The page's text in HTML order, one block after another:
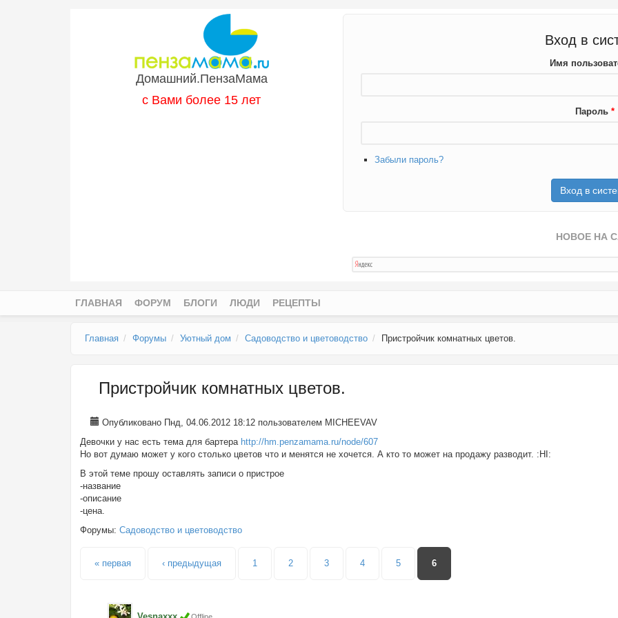
Домашний.ПензаМама
с Вами более 15 лет
Вход в
Имя
Пароль *
Забыли пароль?
НОВОЕ НА
ГЛАВНАЯ ФОРУМ БЛОГИ ЛЮДИ РЕЦЕПТЫ
Главная Форумы Уютный дом Садоводство и цветоводство Пристройчик комнатных цветов.
Пристройчик комнатных цветов.
Опубликовано Пнд, 04.06.2012 18:12 пользователем MICHEEVAV
Девочки у нас есть тема для бартера http://hm.penzamama.ru/node/607
Но вот думаю может у кого столько цветов что и менятся не хочется. А кто то может на продажу разводит. :HI:
В этой теме прошу оставлять записи о пристрое
-название
-описание
-цена.
Форумы: Садоводство и цветоводство
Страницы
« первая ‹ предыдущая 1 2 3 4 5 6